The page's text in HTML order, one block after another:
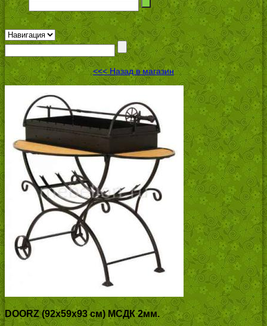
<<< Назад в магазин
DOORZ (92x59x93 см) МСДК 2мм.